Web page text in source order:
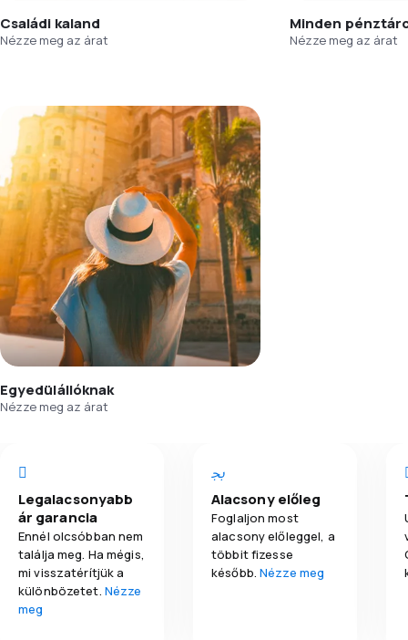
Családi kaland
Nézze meg az árat
Minden
Nézze meg az árat
Egyedülállóknak
Nézze meg az árat
Legalacsonyabb
ár garancia
Ennél olcsóbban nem
találja meg. Ha mégis,
mi visszatérítjük a
különbözetet. Nézze
meg
Alacsony előleg
Foglaljon most
alacsony előleggel, a
többit fizesse
később.Nézze meg